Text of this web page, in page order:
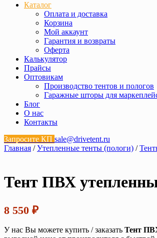
Каталог
Оплата и доставка
Корзина
Мой аккаунт
Гарантия и возвраты
Оферта
Калькулятор
Прайсы
Оптовикам
Производство тентов и пологов
Гаражные шторы для
Блог
О нас
Контакты
Запросите КП sale@drivetent.ru
Главная /Утепленные тенты (пологи) /
Тент ПВХ
8 550 ₽
У нас Вы можете купить / заказать Тент